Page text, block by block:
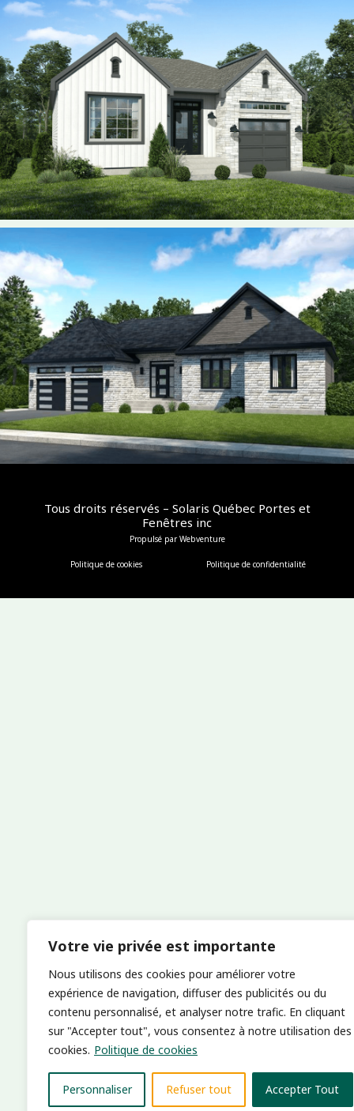
Votre vie privée est importante
Nous utilisons des cookies pour améliorer votre
expérience de navigation, diffuser des publicités ou du
contenu personnalisé, et analyser notre trafic. En cliquant
sur "Accepter tout", vous consentez à notre utilisation des
cookies. Politique de cookies
Personnaliser Refuser tout Accepter Tout
Tous droits réservés – Solaris Québec Portes et
Fenêtres inc
Propulsé par Webventure
Politique de confidentialité
Politique de cookies